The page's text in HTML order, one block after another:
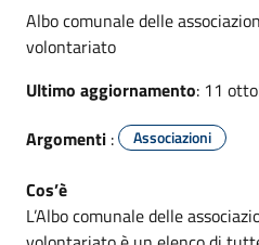
Albo comunale delle
volontariato
Ultimo aggiornamento: 11
Argomenti : Associazioni
Cos’è
L’Albo comunale delle